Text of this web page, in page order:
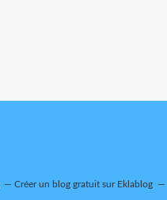
Créer un blog gratuit sur Eklablog